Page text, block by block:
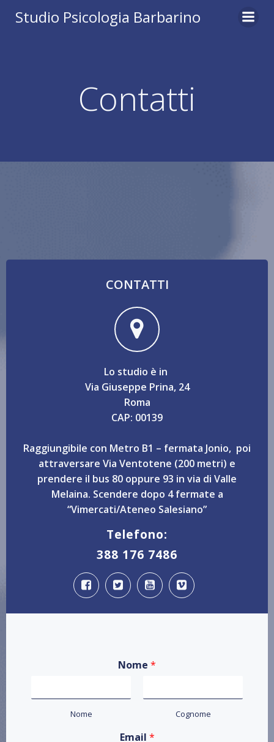
al
Studio Psicologia Barbarino
Contatti
CONTATTI
Lo studio è in
Via Giuseppe Prina, 24
Roma
CAP: 00139
Raggiungibile con Metro B1 – fermata Jonio, poi
attraversare Via Ventotene (200 metri) e
prendere il bus 80 oppure 93 in via di Valle
Melaina. Scendere dopo 4 fermate a
“Vimercati/Ateneo Salesiano”
Telefono:
388 176 7486
Nome *
Nome Cognome
Email *